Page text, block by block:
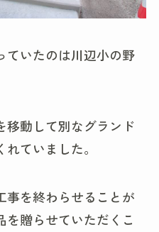
ていたのは川辺小の野
移動して別なグランド
ていました。
事を終わらせることが
を贈らせていただくこ